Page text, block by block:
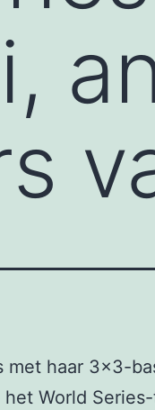
met haar 3×3-
World